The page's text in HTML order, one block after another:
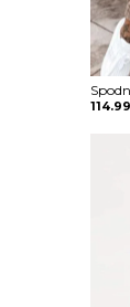
114.99